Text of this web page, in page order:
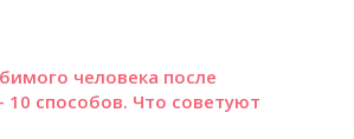
человека после
10 способов. Что советуют